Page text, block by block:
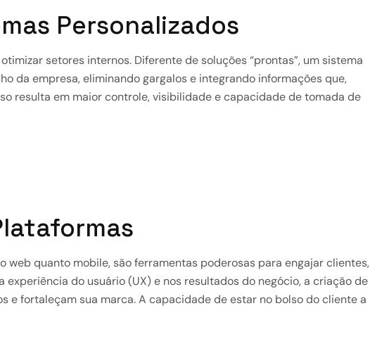
Personalizados
setores internos. Diferente de soluções “prontas”, um sistema
da empresa, eliminando gargalos e integrando informações que,
resulta em maior controle, visibilidade e capacidade de tomada de
quanto mobile, são ferramentas poderosas para engajar clientes,
do usuário (UX) e nos resultados do negócio, a criação de
e fortaleçam sua marca. A capacidade de estar no bolso do cliente a